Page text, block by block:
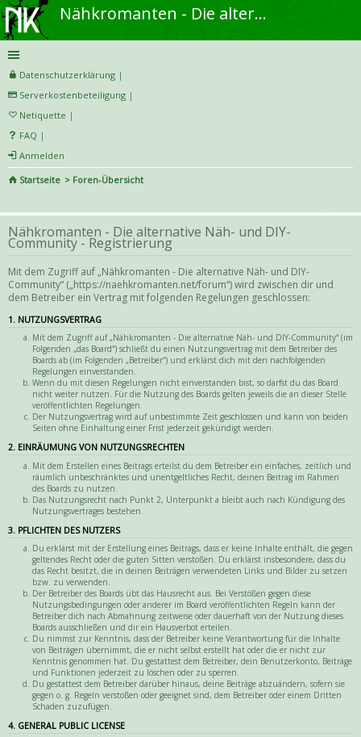
Nähkromanten - Die alternative Näh- und DIY-Community
Datenschutzerklärung |
Serverkostenbeteiligung |
Netiquette |
FAQ |
Anmelden
Startseite
Foren-Übersicht
uc
he
Nähkromanten - Die alternative Näh- und DIY-
Community - Registrierung
Mit dem Zugriff auf „Nähkromanten - Die alternative Näh- und DIY-
Community“ („https://naehkromanten.net/forum“) wird zwischen dir und
dem Betreiber ein Vertrag mit folgenden Regelungen geschlossen:
1. NUTZUNGSVERTRAG
Mit dem Zugriff auf „Nähkromanten - Die alternative Näh- und DIY-Community“ (im
Folgenden „das Board“) schließt du einen Nutzungsvertrag mit dem Betreiber des
Boards ab (im Folgenden „Betreiber“) und erklärst dich mit den nachfolgenden
Regelungen einverstanden.
Wenn du mit diesen Regelungen nicht einverstanden bist, so darfst du das Board
nicht weiter nutzen. Für die Nutzung des Boards gelten jeweils die an dieser Stelle
veröffentlichten Regelungen.
Der Nutzungsvertrag wird auf unbestimmte Zeit geschlossen und kann von beiden
Seiten ohne Einhaltung einer Frist jederzeit gekündigt werden.
2. EINRÄUMUNG VON NUTZUNGSRECHTEN
Mit dem Erstellen eines Beitrags erteilst du dem Betreiber ein einfaches, zeitlich und
räumlich unbeschränktes und unentgeltliches Recht, deinen Beitrag im Rahmen
des Boards zu nutzen.
Das Nutzungsrecht nach Punkt 2, Unterpunkt a bleibt auch nach Kündigung des
Nutzungsvertrages bestehen.
3. PFLICHTEN DES NUTZERS
Du erklärst mit der Erstellung eines Beitrags, dass er keine Inhalte enthält, die gegen
geltendes Recht oder die guten Sitten verstoßen. Du erklärst insbesondere, dass du
das Recht besitzt, die in deinen Beiträgen verwendeten Links und Bilder zu setzen
bzw. zu verwenden.
Der Betreiber des Boards übt das Hausrecht aus. Bei Verstößen gegen diese
Nutzungsbedingungen oder anderer im Board veröffentlichten Regeln kann der
Betreiber dich nach Abmahnung zeitweise oder dauerhaft von der Nutzung dieses
Boards ausschließen und dir ein Hausverbot erteilen.
Du nimmst zur Kenntnis, dass der Betreiber keine Verantwortung für die Inhalte
von Beiträgen übernimmt, die er nicht selbst erstellt hat oder die er nicht zur
Kenntnis genommen hat. Du gestattest dem Betreiber, dein Benutzerkonto, Beiträge
und Funktionen jederzeit zu löschen oder zu sperren.
Du gestattest dem Betreiber darüber hinaus, deine Beiträge abzuändern, sofern sie
gegen o. g. Regeln verstoßen oder geeignet sind, dem Betreiber oder einem Dritten
Schaden zuzufügen.
4. GENERAL PUBLIC LICENSE